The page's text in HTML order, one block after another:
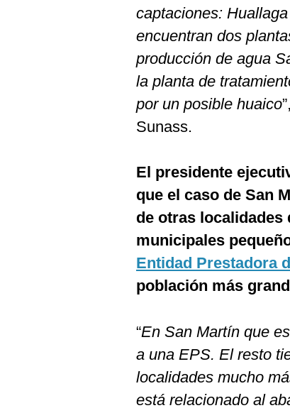
captaciones:
encuentran dos
producción de agua
la planta de
por un posible huaico
Sunass.
El presidente
que el caso de San
de otras localidades
municipales
Entidad Prestadora
población más
“En San Martín que
a una EPS. El resto
localidades mucho
está relacionado al